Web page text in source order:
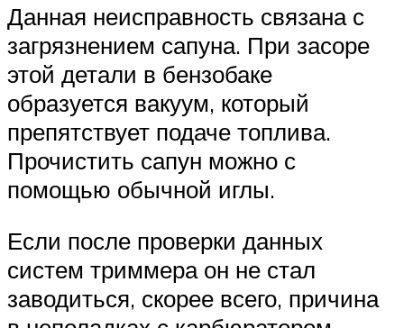
Данная неисправность связана с
загрязнением сапуна. При засоре
этой детали в бензобаке
образуется вакуум, который
препятствует подаче топлива.
Прочистить сапун можно с
помощью обычной иглы.
Если после проверки данных
систем триммера он не стал
заводиться, скорее всего, причина